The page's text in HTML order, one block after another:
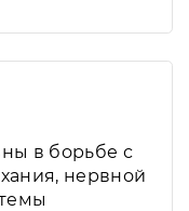
в борьбе с
нервной